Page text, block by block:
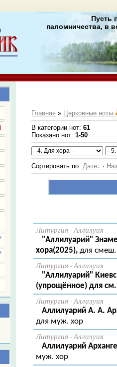
Пусть
паломничества, в
Главная » Церковные ноты
В категории нот:61
Показано нот:1-50
Сортировать по: Дате ·
Литургия - Аллилуия
"Аллилуарий"
хора(2025), для смеш.
Литургия - Аллилуия
"Аллилуарий"
(упрощённое) для см.
Литургия - Аллилуия
Аллилуарий А. А.
для муж. хор
Литургия - Аллилуия
Аллилуарий
муж. хор